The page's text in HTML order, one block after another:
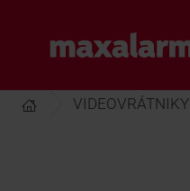
hlavnému
www.maxalarm.sk
VIDEOVRÁTNIKY